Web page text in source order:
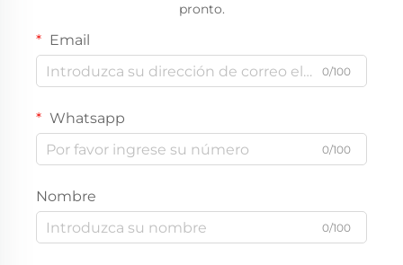
pronto.
Email
0/100
Whatsapp
0/100
Nombre
0/100